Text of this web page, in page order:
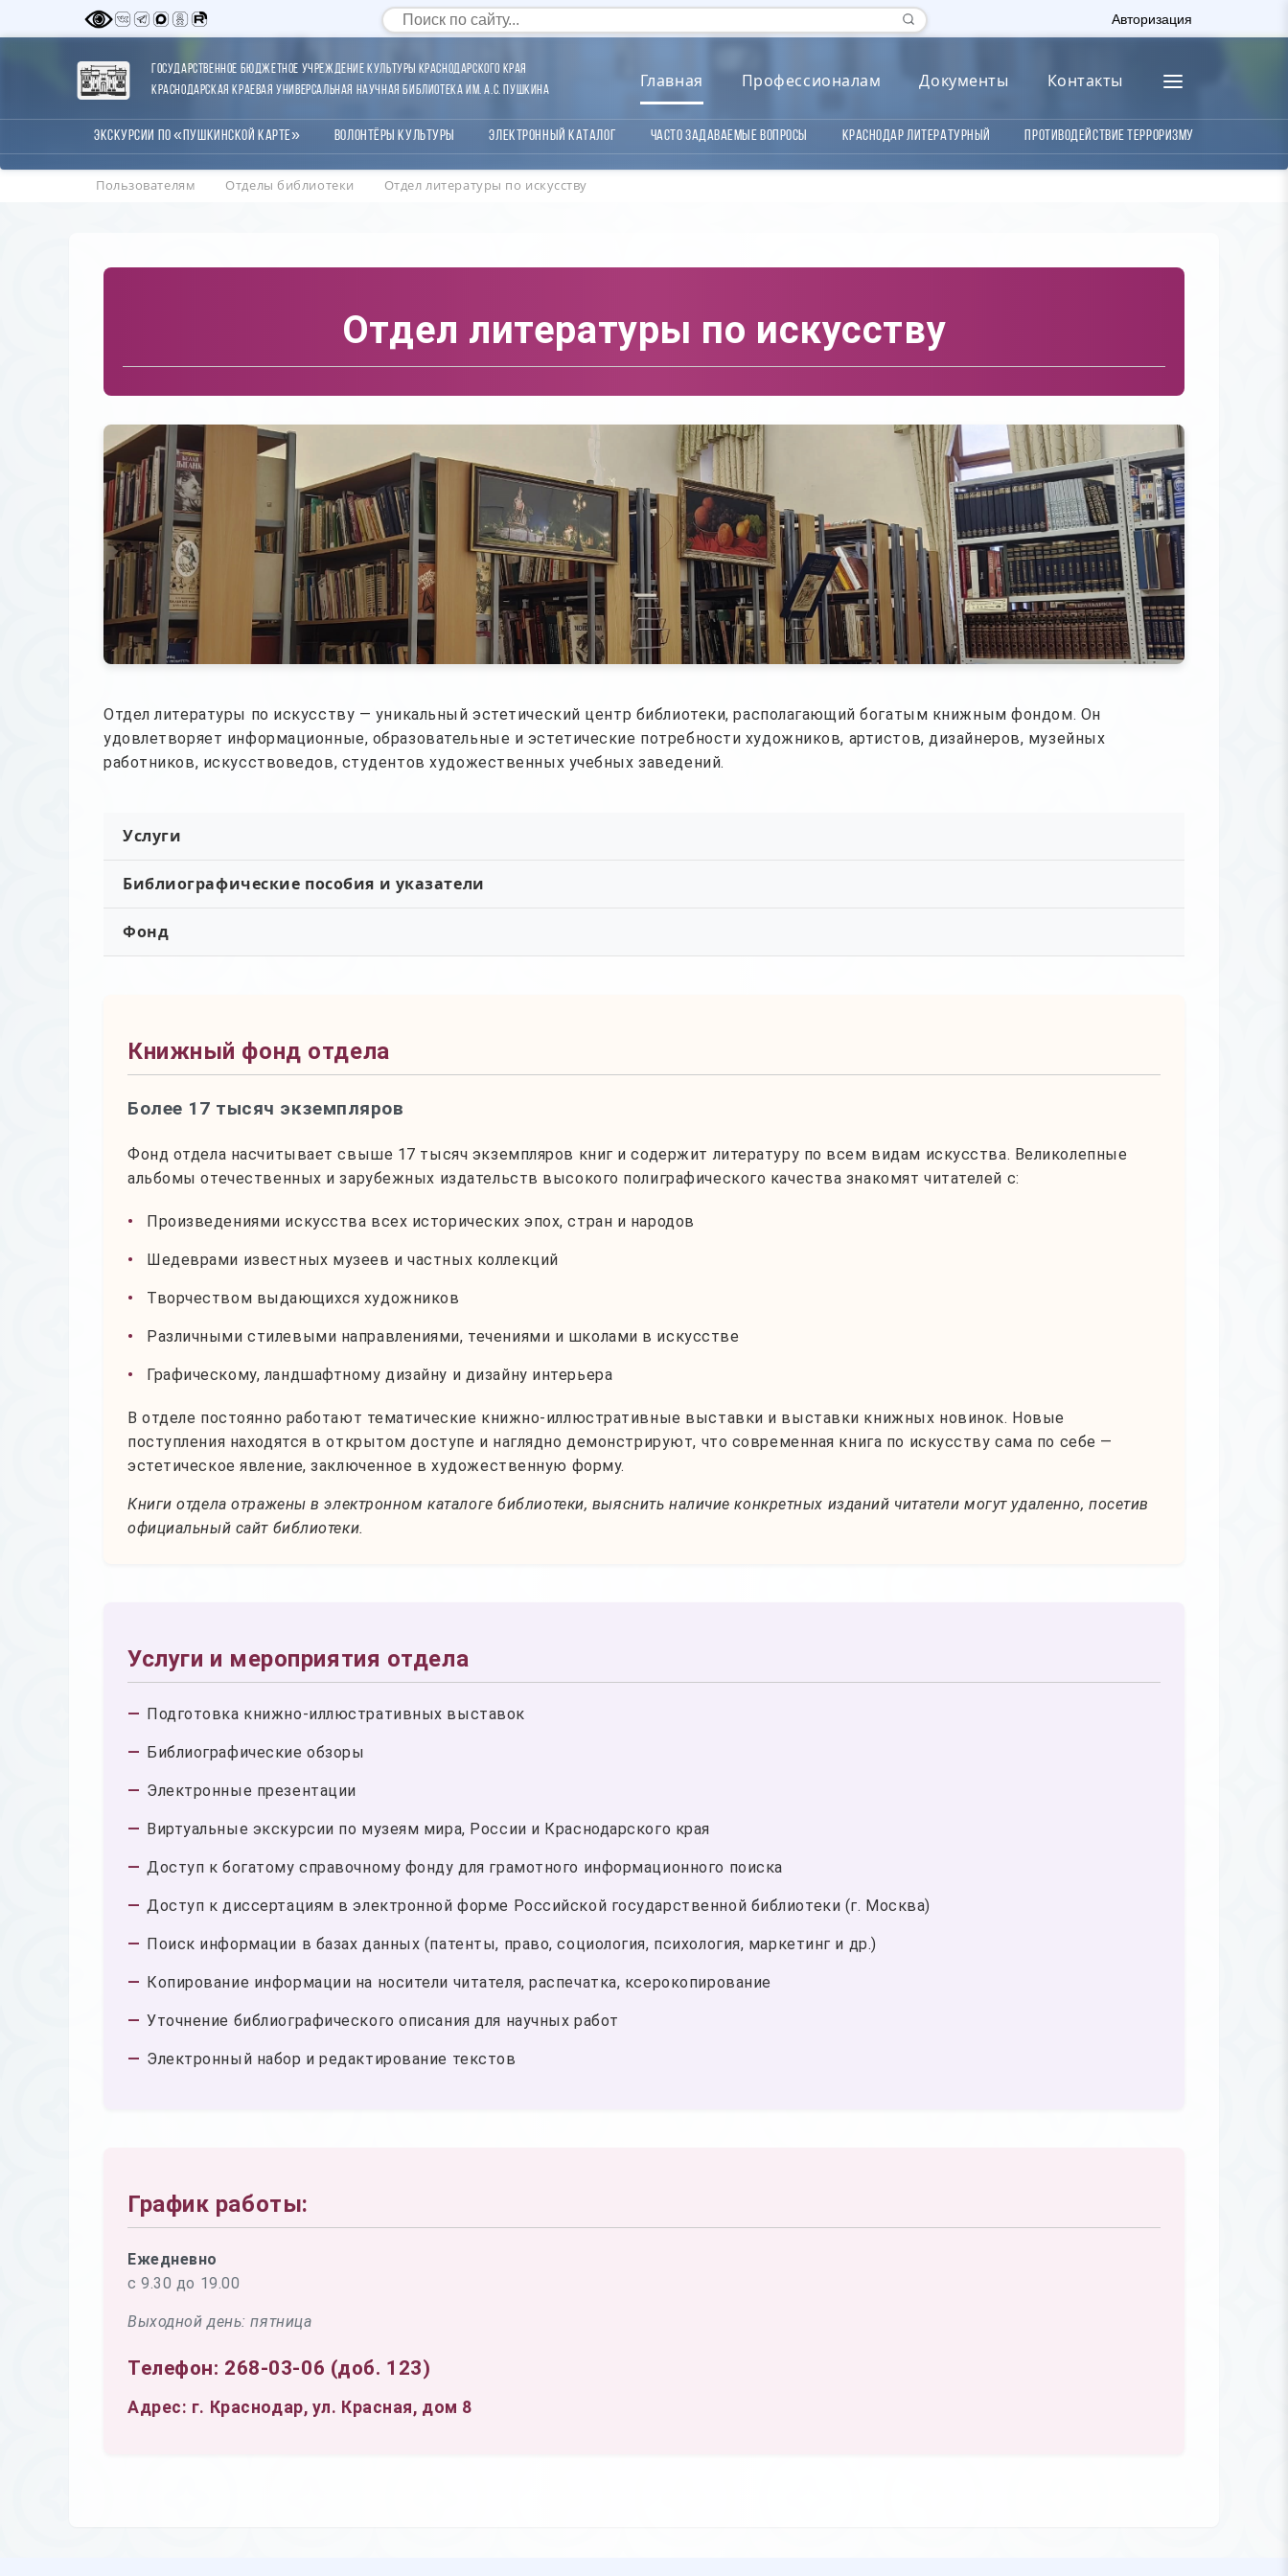
Авторизация
Государственное бюджетное учреждение культуры Краснодарского края
Краснодарская краевая универсальная научная библиотека им. А.С. Пушкина
Главная Профессионалам Документы Контакты
Экскурсии по «Пушкинской карте» Волонтёры Культуры Электронный каталог Часто задаваемые вопросы Краснодар литературный Противодействие терроризму
Пользователям Отделы библиотеки Отдел литературы по искусству
Отдел литературы по искусству
Отдел литературы по искусству — уникальный эстетический центр библиотеки, располагающий богатым книжным фондом. Он
удовлетворяет информационные, образовательные и эстетические потребности художников, артистов, дизайнеров, музейных
работников, искусствоведов, студентов художественных учебных заведений.
Услуги
Библиографические пособия и указатели
Фонд
Книжный фонд отдела
Более 17 тысяч экземпляров
Фонд отдела насчитывает свыше 17 тысяч экземпляров книг и содержит литературу по всем видам искусства. Великолепные
альбомы отечественных и зарубежных издательств высокого полиграфического качества знакомят читателей с:
Произведениями искусства всех исторических эпох, стран и народов
Шедеврами известных музеев и частных коллекций
Творчеством выдающихся художников
Различными стилевыми направлениями, течениями и школами в искусстве
Графическому, ландшафтному дизайну и дизайну интерьера
В отделе постоянно работают тематические книжно-иллюстративные выставки и выставки книжных новинок. Новые
поступления находятся в открытом доступе и наглядно демонстрируют, что современная книга по искусству сама по себе —
эстетическое явление, заключенное в художественную форму.
Книги отдела отражены в электронном каталоге библиотеки, выяснить наличие конкретных изданий читатели могут удаленно, посетив
официальный сайт библиотеки.
Услуги и мероприятия отдела
Подготовка книжно-иллюстративных выставок
Библиографические обзоры
Электронные презентации
Виртуальные экскурсии по музеям мира, России и Краснодарского края
Доступ к богатому справочному фонду для грамотного информационного поиска
Доступ к диссертациям в электронной форме Российской государственной библиотеки (г. Москва)
Поиск информации в базах данных (патенты, право, социология, психология, маркетинг и др.)
Копирование информации на носители читателя, распечатка, ксерокопирование
Уточнение библиографического описания для научных работ
Электронный набор и редактирование текстов
График работы:
Ежедневно
с 9.30 до 19.00
Выходной день: пятница
Телефон: 268-03-06 (доб. 123)
Адрес: г. Краснодар, ул. Красная, дом 8